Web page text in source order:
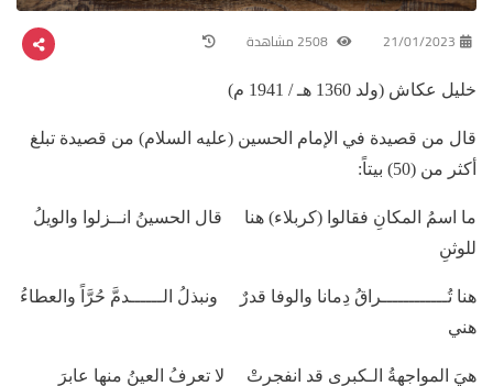
21/01/2023
خليل عكاش (ولد 1360 هـ / 1941 م)
قال من قصيدة في الإمام الحسين (عليه السلام) من قصيدة تبلغ
أكثر من (50) بيتاً:
ما اسمُ المكانِ فقالوا (كربلاء) هنا قال الحسينُ انــزلوا والويلُ
للوثنِ
هنا تُــــــــــــراقُ دِمانا والوفا قدرٌ ونبذلُ الــــــدمَّ حُرَّاً والعطاءُ
هني
هيَ المواجهةُ الـكبرى قد انفجرتْ لا تعرفُ العينُ منها عابرَ